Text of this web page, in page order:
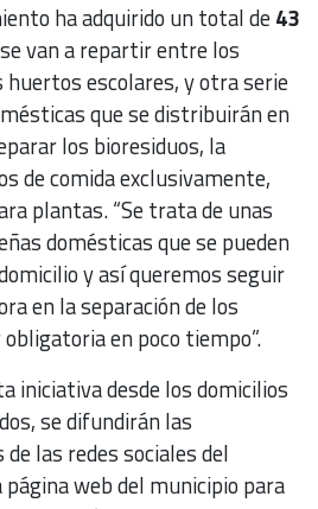
ha adquirido un total de43
van a repartir entre los
escolares, y otra serie
que se distribuirán en
los bioresiduos, la
de comida exclusivamente,
plantas. “Se trata de unas
domésticas que se pueden
y así queremos seguir
en la separación de los
en poco tiempo”.
iniciativa desde los domicilios
se difundirán las
las redes sociales del
web del municipio para